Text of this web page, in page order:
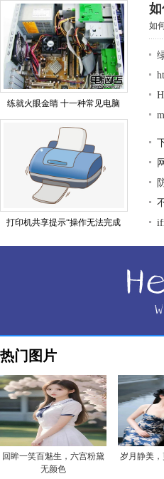
练就火眼金睛 十一种常见电脑
打印机共享提示“操作无法完成
如
热门图片
回眸一笑百魅生，六宫粉黛
无颜色
岁月静美